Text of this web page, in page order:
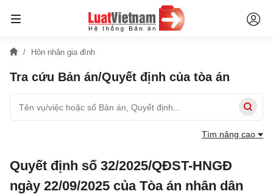
Hôn nhân gia đình
Tra cứu Bản án/Quyết định của tòa án
Tìm nâng cao
Quyết định số 32/2025/QĐST-HNGĐ
ngày 22/09/2025 của Tòa án nhân dân